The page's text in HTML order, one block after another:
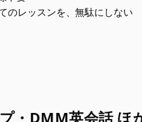
レッスンを、無駄にしない
・ DMM英会話 ほ